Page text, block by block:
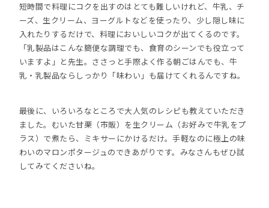
短時間で料理にコクを出すのはとても難しいけれど、牛乳、チ
ーズ、生クリーム、ヨーグルトなどを使ったり、少し隠し味に
入れたりするだけで、料理においしいコクが出てくるのです。
「乳製品はこんな簡便な調理でも、食育のシーンでも役立って
いますよ」と先生。ささっと手際よく作る朝ごはんでも、牛
乳・乳製品ならしっかり「味わい」も届けてくれるんですね。
最後に、いろいろなところで大人気のレシピも教えていただき
ました。むいた甘栗（市販）を生クリーム（お好みで牛乳をプ
ラス）で煮たら、ミキサーにかけるだけ。手軽なのに極上の味
わいのマロンポタージュのできあがりです。みなさんもぜひ試
してみてくださいね。